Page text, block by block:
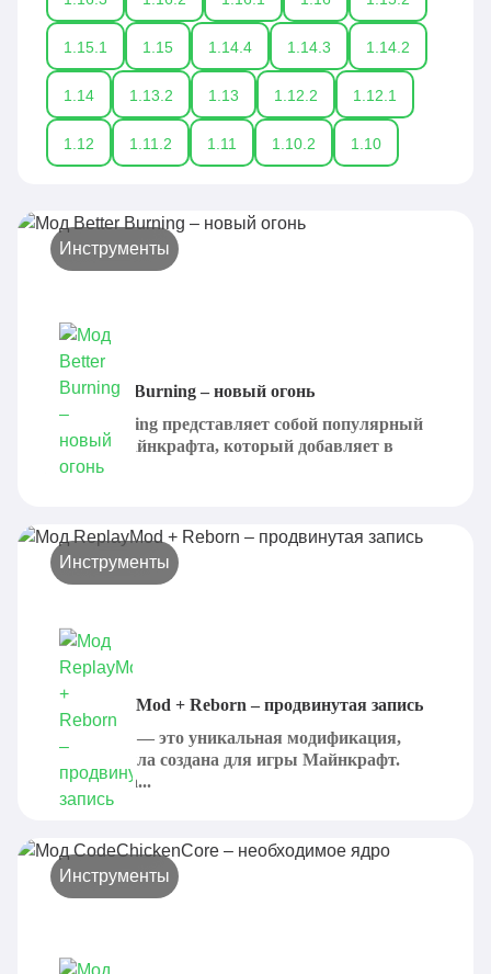
1.15.1 1.15 1.14.4 1.14.3 1.14.2
1.14 1.13.2 1.13 1.12.2 1.12.1
1.12 1.11.2 1.11 1.10.2 1.10
Инструменты
Мод Better Burning – новый огонь
Better Burning представляет собой популярный
мод для Майнкрафта, который добавляет в
игровой...
Инструменты
Мод ReplayMod + Reborn – продвинутая запись
ReplayMod — это уникальная модификация,
которая была создана для игры Майнкрафт.
Именно она...
Инструменты